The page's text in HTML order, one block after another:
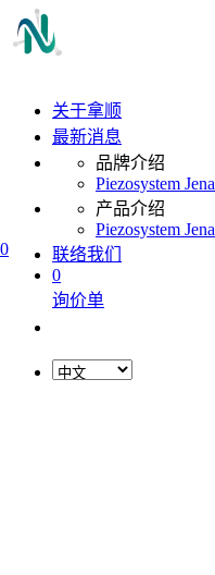
0
关于拿顺
最新消息
品牌介绍
Piezosystem Jena
产品介绍
Piezosystem Jena
联络我们
0
询价单